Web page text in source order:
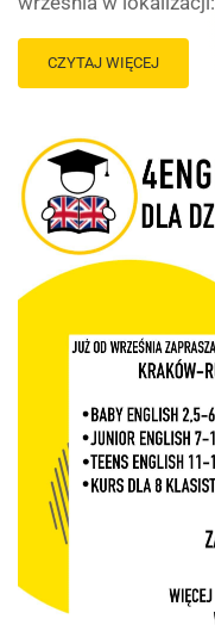
READ
MORE
ZAJĘCIA
POKAZOWE
10.09
–
UL.
BUŁGARSKA
CZYTAJ WIĘCEJ